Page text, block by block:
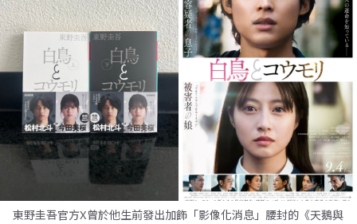
東野圭吾官方X曾於他生前發出加飾「影像化消息」腰封的《天鵝與